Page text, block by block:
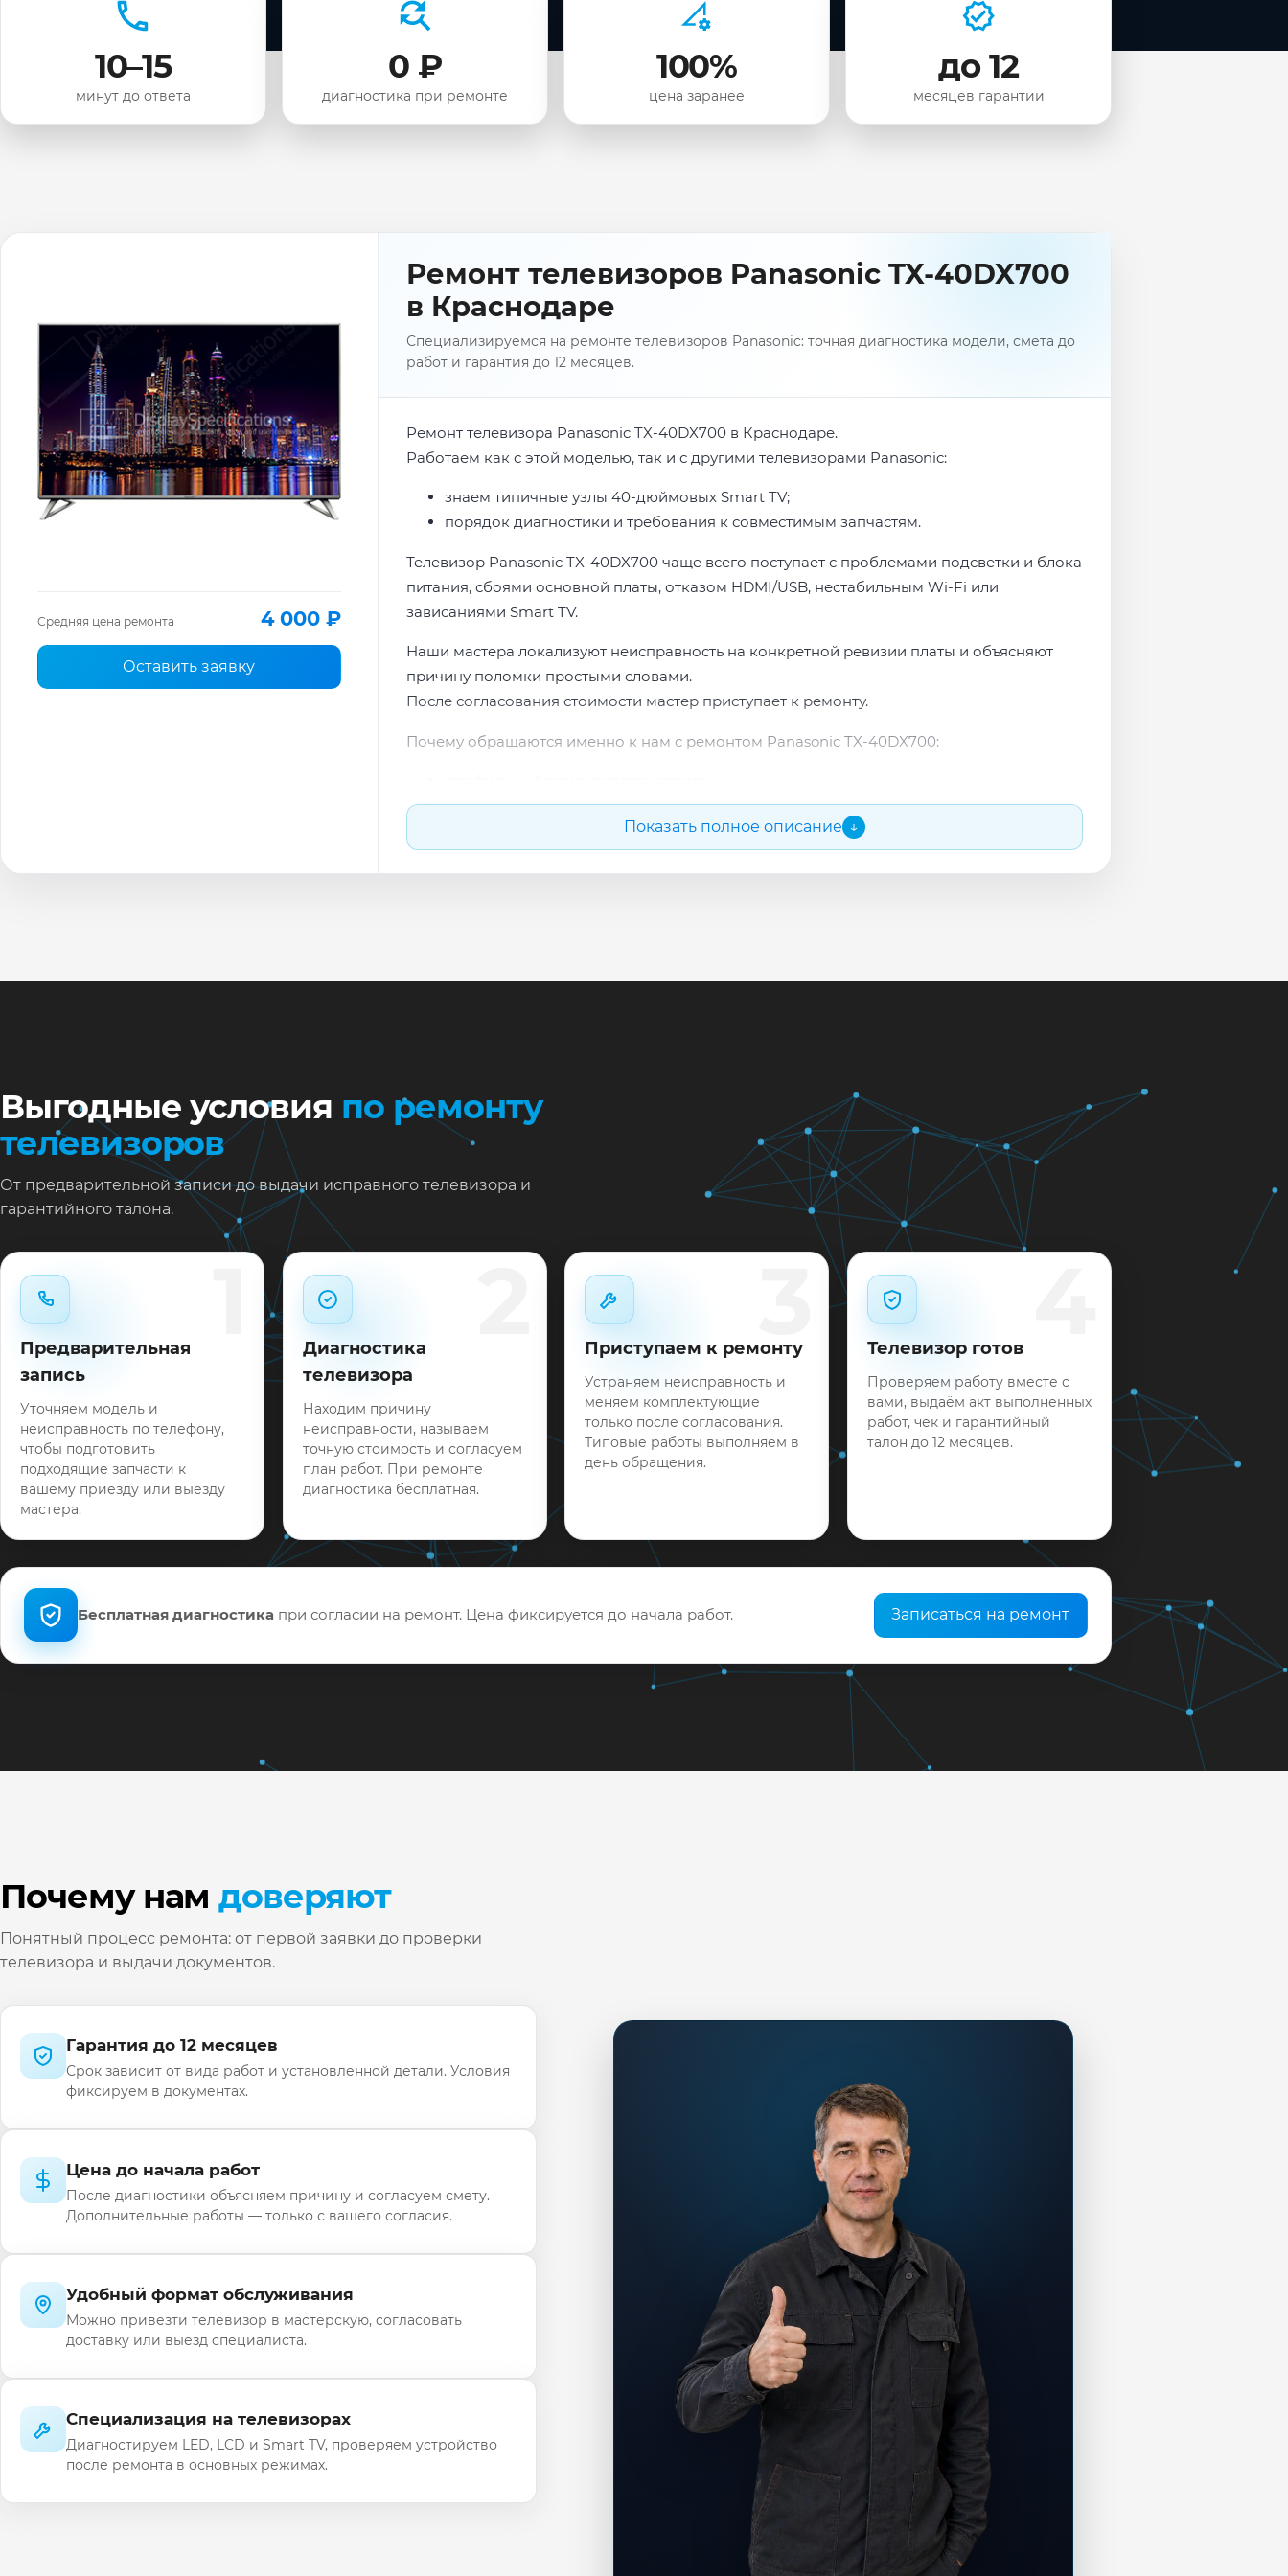
10–15
минут до ответа
0 ₽
диагностика при ремонте
100%
цена заранее
до 12
месяцев гарантии
Средняя цена ремонта 4 000 ₽
Оставить заявку
Ремонт телевизоров Panasonic TX-40DX700
в Краснодаре
Специализируемся на ремонте телевизоров Panasonic: точная диагностика модели, смета до
работ и гарантия до 12 месяцев.
Ремонт телевизора Panasonic TX-40DX700 в Краснодаре.
Работаем как с этой моделью, так и с другими телевизорами Panasonic:
знаем типичные узлы 40-дюймовых Smart TV;
порядок диагностики и требования к совместимым запчастям.
Телевизор Panasonic TX-40DX700 чаще всего поступает с проблемами подсветки и блока
питания, сбоями основной платы, отказом HDMI/USB, нестабильным Wi-Fi или
зависаниями Smart TV.
Наши мастера локализуют неисправность на конкретной ревизии платы и объясняют
причину поломки простыми словами.
После согласования стоимости мастер приступает к ремонту.
Почему обращаются именно к нам с ремонтом Panasonic TX-40DX700:
опыт по бренду Panasonic;
прозрачная смета до начала работ;
подбор проверенных комплектующих.
Оставьте заявку или позвоните: укажите симптомы — подскажем ориентир по сроку и
Показать полное описание ↓
Выгодные условия по ремонту
телевизоров
От предварительной записи до выдачи исправного телевизора и
гарантийного талона.
Предварительная
запись
Уточняем модель и
неисправность по телефону,
чтобы подготовить
подходящие запчасти к
вашему приезду или выезду
мастера.
Диагностика
телевизора
Находим причину
неисправности, называем
точную стоимость и согласуем
план работ. При ремонте
диагностика бесплатная.
Приступаем к ремонту
Устраняем неисправность и
меняем комплектующие
только после согласования.
Типовые работы выполняем в
день обращения.
Телевизор готов
Проверяем работу вместе с
вами, выдаём акт выполненных
работ, чек и гарантийный
талон до 12 месяцев.
Бесплатная диагностика при согласии на ремонт. Цена фиксируется до начала работ. Записаться на ремонт
Почему намдоверяют
Понятный процесс ремонта: от первой заявки до проверки
телевизора и выдачи документов.
Гарантия до 12 месяцев
Срок зависит от вида работ и установленной детали. Условия
фиксируем в документах.
Цена до начала работ
После диагностики объясняем причину и согласуем смету.
Дополнительные работы — только с вашего согласия.
Удобный формат обслуживания
Можно привезти телевизор в мастерскую, согласовать
доставку или выезд специалиста.
Специализация на телевизорах
Диагностируем LED, LCD и Smart TV, проверяем устройство
после ремонта в основных режимах.